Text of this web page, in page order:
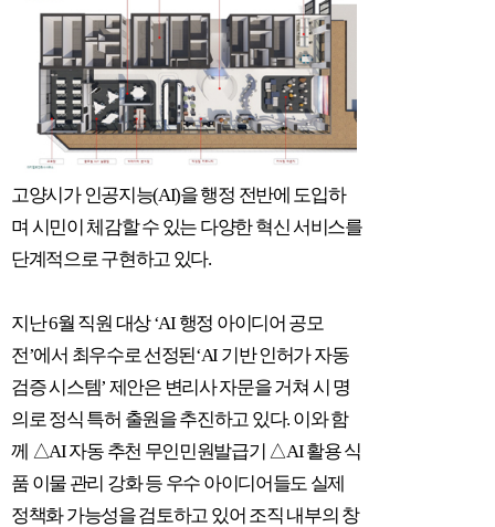
고양시가 인공지능(AI)을 행정 전반에 도입하
며 시민이 체감할 수 있는 다양한 혁신 서비스를
단계적으로 구현하고 있다.
지난6월 직원 대상‘AI 행정 아이디어 공모
전’에서 최우수로 선정된‘AI 기반 인허가 자동
검증 시스템’ 제안은 변리사 자문을 거쳐 시 명
의로 정식 특허 출원을 추진하고 있다. 이와 함
께 △AI자동 추천 무인민원발급기 △AI활용 식
품 이물 관리 강화 등 우수 아이디어들도 실제
정책화 가능성을 검토하고 있어 조직 내부의 창